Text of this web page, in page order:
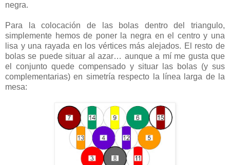
negra.
Para la colocación de las bolas dentro del triangulo,
simplemente hemos de poner la negra en el centro y una
lisa y una rayada en los vértices más alejados. El resto de
bolas se puede situar al azar… aunque a mí me gusta que
el conjunto quede compensado y situar las bolas (y sus
complementarias) en simetría respecto la línea larga de la
mesa: